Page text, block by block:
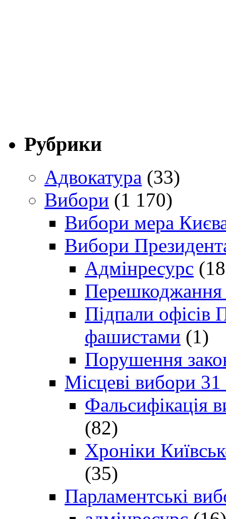
Рубрики
Адвокатура (33)
Вибори (1 170)
Вибори мера
Вибори
Адмінресурс
Перешкоджання
Підпали офісів
фашистами (1)
Порушення
Місцеві вибори
Фальсифікація
(82)
Хроніки
(35)
Парламентські